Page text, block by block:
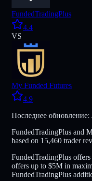
FundedTradingPlus
4.4
VS
My Funded Futures
4.9
Последнее обновление:
FundedTradingPlus and
based on 15,460 trader
FundedTradingPlus
offers up to $5M in
FundedTradingPlus